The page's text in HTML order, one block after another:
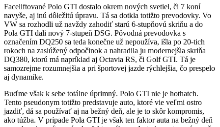
Faceliftované Polo GTI dostalo okrem nových svetiel, či 7 koní
navyše, aj inú dôležitú úpravu. Tá sa dotkla totižto prevodovky. Vo
VW sa rozhodli už navždy zahodiť starú 6-stupňovú skriňu a do
Pola GTI dali nový 7-stupeň DSG. Pôvodná prevodovka s
označením DQ250 sa teda konečne už nepoužíva, išla po 20-tich
rokoch na zaslúžený odpočinok a nahradila ju modernejšia skriňa
DQ380, ktorú má napríklad aj Octavia RS, či Golf GTI. Tá je
samozrejme rozumnejšia a pri športovej jazde rýchlejšia, čo prespelo
aj dynamike.
Buďme však k sebe totálne úprimný. Polo GTI nie je hothatch.
Tento pseudonym totižto predstavuje auto, ktoré vie veľmi ostro
jazdiť, dá sa používať aj na bežný deň, ale je to skôr kompromis,
ako túžba. V prípade Pola GTI je však ten faktor auta na bežný deň